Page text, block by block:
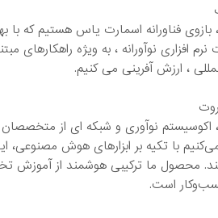
، بازوی فناورانه اسمارت یاس هستیم که
افزاری نوآورانه ، به ویژه راهکارهای
، ارزش آفرینی می کنیم.
اکوسیستم نوآوری و شبکه ای از متخصصان ،
با تکیه بر ابزارهای هوش
کسب‌وکار است.